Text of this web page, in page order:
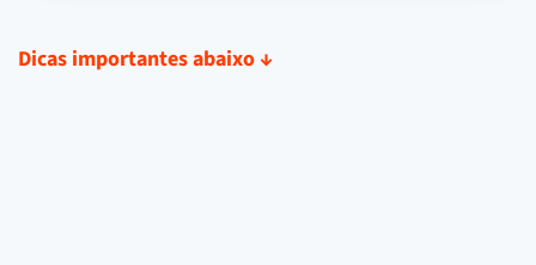
Dicas importantes abaixo ↓